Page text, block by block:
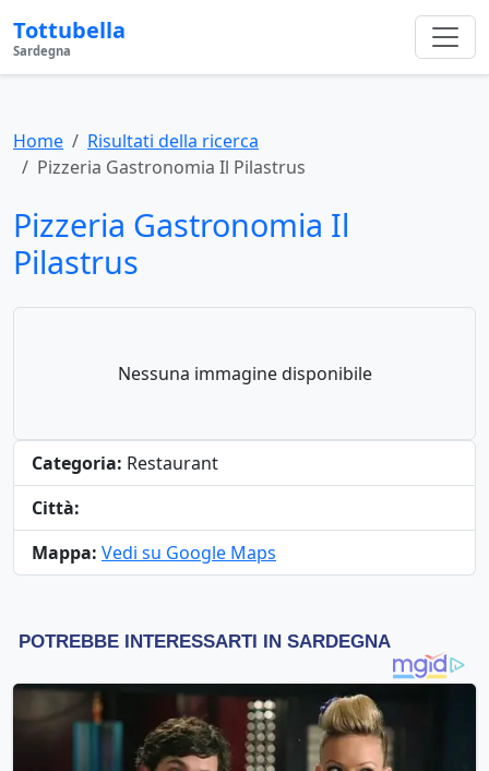
Tottubella
Sardegna
Home
Risultati della ricerca
Pizzeria Gastronomia Il Pilastrus
Pizzeria Gastronomia Il
Pilastrus
Nessuna immagine disponibile
Categoria: Restaurant
Città:
Mappa: Vedi su Google Maps